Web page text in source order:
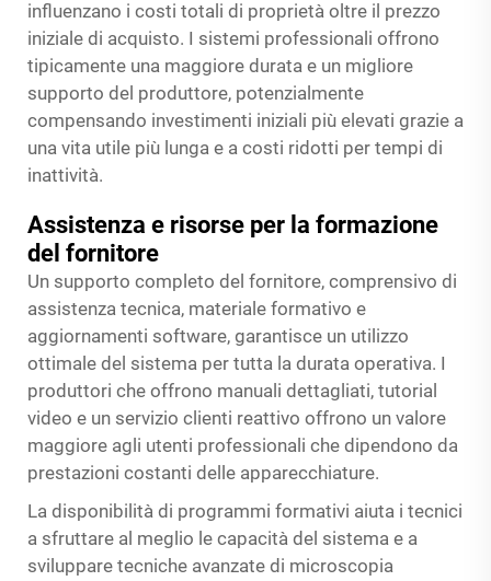
influenzano i costi totali di proprietà oltre il prezzo
iniziale di acquisto. I sistemi professionali offrono
tipicamente una maggiore durata e un migliore
supporto del produttore, potenzialmente
compensando investimenti iniziali più elevati grazie a
una vita utile più lunga e a costi ridotti per tempi di
inattività.
Assistenza e risorse per la formazione
del fornitore
Un supporto completo del fornitore, comprensivo di
assistenza tecnica, materiale formativo e
aggiornamenti software, garantisce un utilizzo
ottimale del sistema per tutta la durata operativa. I
produttori che offrono manuali dettagliati, tutorial
video e un servizio clienti reattivo offrono un valore
maggiore agli utenti professionali che dipendono da
prestazioni costanti delle apparecchiature.
La disponibilità di programmi formativi aiuta i tecnici
a sfruttare al meglio le capacità del sistema e a
sviluppare tecniche avanzate di microscopia